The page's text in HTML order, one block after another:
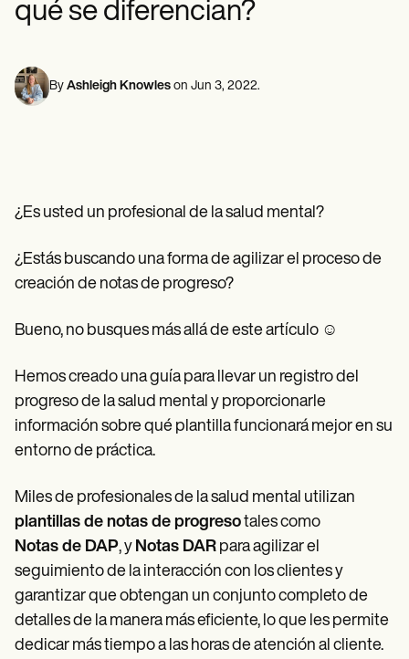
Profesionales de la Salud Mental
Trabajo Social
Psicología
Enfermeras/os
Comparación
Códigos ICD
Procedure Codes
Treatment Plan Template
Social Work Treatment Plans
DAR Note Template
Patient Visit Summary Template
Help Center
Demos
Switch to Carepatron
Become a Partner
Pricing
Why Carepatron?
Login
Get started
Insurance claims
Speech therapists
Life coaches
qué se diferencian?
By Ashleigh Knowles on Jun 3, 2022.
¿Es usted un profesional de la salud mental?
¿Estás buscando una forma de agilizar el proceso de
creación de notas de progreso?
Bueno, no busques más allá de este artículo ☺️
Hemos creado una guía para llevar un registro del
progreso de la salud mental y proporcionarle
información sobre qué plantilla funcionará mejor en su
entorno de práctica.
Miles de profesionales de la salud mental utilizan
plantillas de notas de progresotales como
Notas de DAP, y Notas DAR para agilizar el
seguimiento de la interacción con los clientes y
garantizar que obtengan un conjunto completo de
detalles de la manera más eficiente, lo que les permite
dedicar más tiempo a las horas de atención al cliente.